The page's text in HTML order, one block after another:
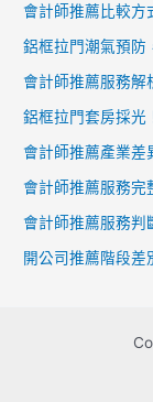
會計師推薦比較方
鋁框拉門潮氣預防
會計師推薦服務解
鋁框拉門套房採光
會計師推薦產業差
會計師推薦服務完
會計師推薦服務判
開公司推薦階段差